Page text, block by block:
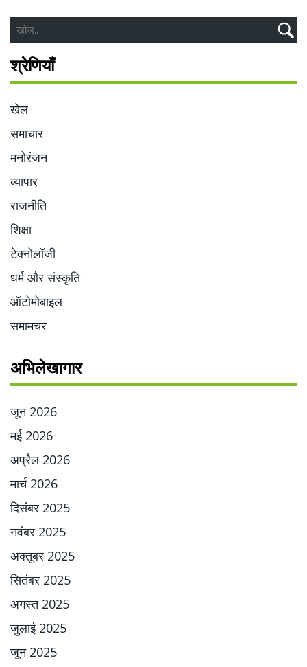
श्रेणियाँ
खेल
समाचार
मनोरंजन
व्यापार
राजनीति
शिक्षा
टेक्नोलॉजी
धर्म और संस्कृति
ऑटोमोबाइल
समामचर
अभिलेखागार
जून 2026
मई 2026
अप्रैल 2026
मार्च 2026
दिसंबर 2025
नवंबर 2025
अक्तूबर 2025
सितंबर 2025
अगस्त 2025
जुलाई 2025
जून 2025